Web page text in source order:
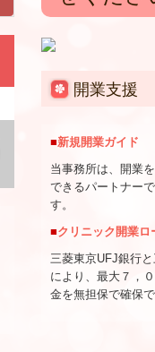
開業支援
■新規開業ガイド
当事務所は、開業
できるパートナー
す。
■クリニック開業ロ
三菱東京UFJ銀行
により、最大７，
金を無担保で確保で